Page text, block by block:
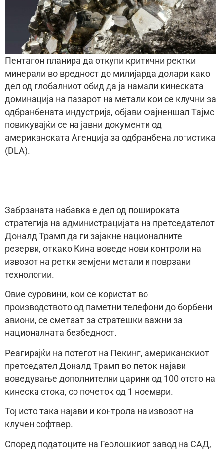
Пентагон планира да откупи критични ректки
минерали во вредност до милијарда долари како
дел од глобалниот обид да ја намали кинеската
доминација на пазарот на метали кои се клучни за
одбранбената индустрија, објави Фајненшал Тајмс
повикувајќи се на јавни документи од
американската Агенција за одбранбена логистика
(DLA).
Забрзаната набавка е дел од пошироката
стратегија на администрацијата на претседателот
Доналд Трамп да ги зајакне националните
резерви, откако Кина воведе нови контроли на
извозот на ретки земјени метали и поврзани
технологии.
Овие суровини, кои се користат во
производството од паметни телефони до борбени
авиони, се сметаат за стратешки важни за
националната безбедност.
Реагирајќи на потегот на Пекинг, американскиот
претседател Доналд Трамп во петок најави
воведување дополнителни царини од 100 отсто на
кинеска стока, со почеток од 1 ноември.
Тој исто така најави и контрола на извозот на
клучен софтвер.
Според податоците на Геолошкиот завод на САД,